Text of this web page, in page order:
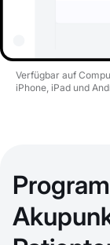
Verfügbar auf
iPhone, iPad und